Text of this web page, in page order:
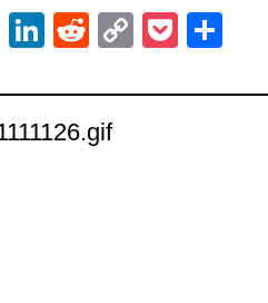
EmailLinkedIn
RedditCopyPocket